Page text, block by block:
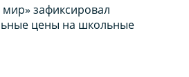
мир» зафиксировал
цены на школьные